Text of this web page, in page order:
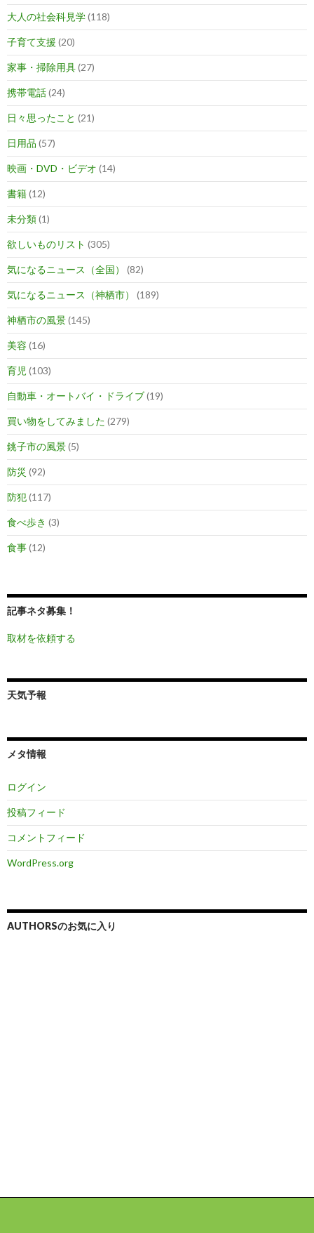
大人の社会科見学(118)
子育て支援 (20)
家事・掃除用具(27)
携帯電話(24)
日々思ったこと (21)
日用品 (57)
映画・DVD・ビデオ (14)
書籍(12)
未分類(1)
欲しいものリスト (305)
気になるニュース（全国） (82)
気になるニュース（神栖市） (189)
神栖市の風景(145)
美容 (16)
育児 (103)
自動車・オートバイ・ドライブ(19)
買い物をしてみました (279)
銚子市の風景(5)
防災 (92)
防犯(117)
食べ歩き (3)
食事(12)
記事ネタ募集！
取材を依頼する
天気予報
メタ情報
ログイン
投稿フィード
コメントフィード
WordPress.org
AUTHORSのお気に入り